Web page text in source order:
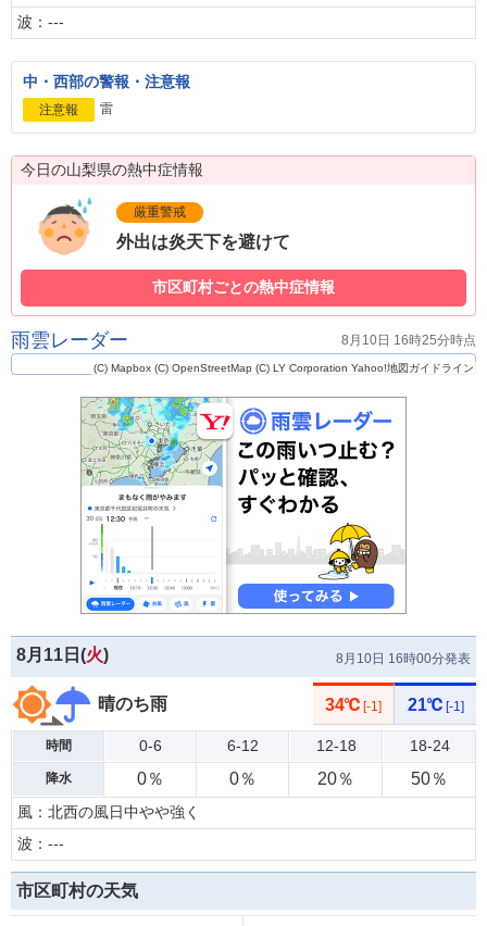
波：---
中・西部の警報・注意報
注意報 雷
今日の山梨県の熱中症情報
厳重警戒
外出は炎天下を避けて
市区町村ごとの熱中症情報
雨雲レーダー 8月10日 16時25分時点
(C) Mapbox (C) OpenStreetMap (C) LY Corporation Yahoo!地図ガイドライン
8月11日(火) 8月10日 16時00分発表
晴のち雨 34℃ [-1] 21℃ [-1]
時間 0-6 6-12 12-18 18-24
降水 0％ 0％ 20％ 50％
風：北西の風日中やや強く
波：---
市区町村の天気